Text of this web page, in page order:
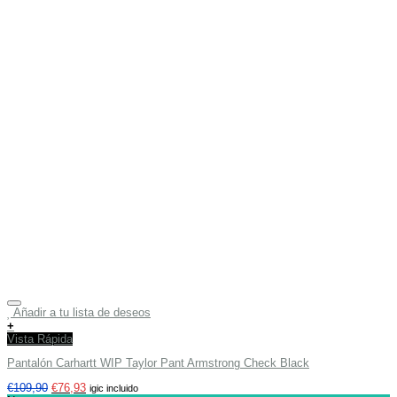
Añadir a tu lista de deseos
+
Vista Rápida
Pantalón Carhartt WIP Taylor Pant Armstrong Check Black
€109,90 €76,93 igic incluido